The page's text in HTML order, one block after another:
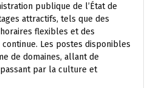
publique de l’État de
attractifs, tels que des
flexibles et des
Les postes disponibles
de domaines, allant de
par la culture et